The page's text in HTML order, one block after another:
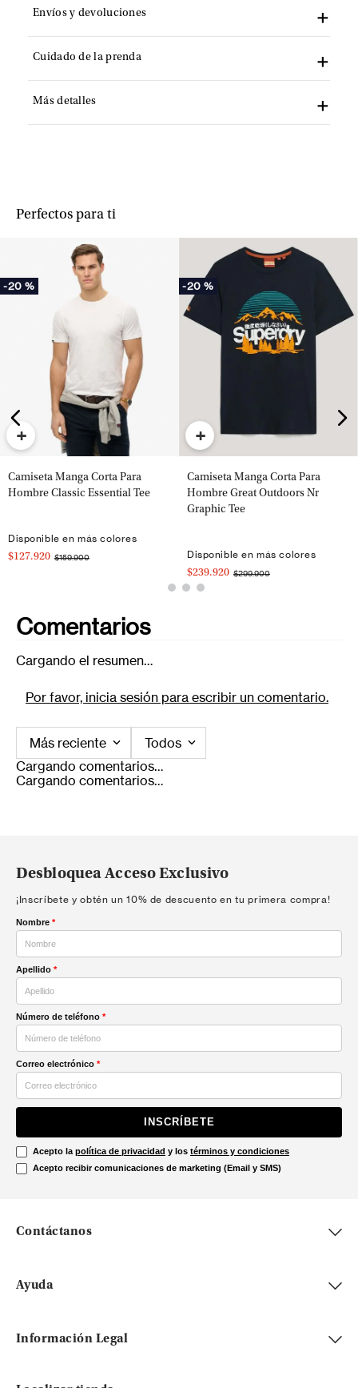
Envíos y devoluciones
Cuidado de la prenda
Más detalles
Perfectos para ti
-20 %
+
Camiseta Manga Corta Para
Hombre Classic Essential Tee
Disponible en más colores
$127.920 $159.900
-20 %
+
Camiseta Manga Corta Para
Hombre Great Outdoors Nr
Graphic Tee
Disponible en más colores
$239.920 $299.900
Comentarios
Cargando el resumen…
Por favor, inicia sesión para escribir un comentario.
Más reciente
Todos
Cargando comentarios…
Cargando comentarios…
Desbloquea Acceso Exclusivo
¡Inscríbete y obtén un 10% de descuento en tu primera compra!
Nombre *
Apellido *
Número de teléfono *
Correo electrónico *
INSCRÍBETE
Acepto la política de privacidad y los términos y condiciones
Acepto recibir comunicaciones de marketing (Email y SMS)
Contáctanos
Ayuda
Información Legal